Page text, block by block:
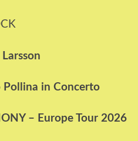
in Concerto
– Europe Tour 2026